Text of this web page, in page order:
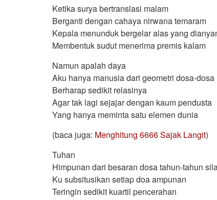
Ketika surya bertranslasi malam
Berganti dengan cahaya nirwana temaram
Kepala menunduk bergelar alas yang
Membentuk sudut menerima premis kalam
Namun apalah daya
Aku hanya manusia dari geometri dosa-dosa
Berharap sedikit relasinya
Agar tak lagi sejajar dengan kaum pendusta
Yang hanya meminta satu elemen dunia
(baca juga: Menghitung 6666 Sajak Langit)
Tuhan
Himpunan dari besaran dosa tahun-tahun
Ku subsitusikan setiap doa ampunan
Teringin sedikit kuartil pencerahan